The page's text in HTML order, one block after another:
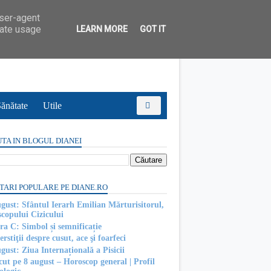
Utile
IN BLOGUL DIANEI
POPULARE PE DIANE.RO
Sfântul Ierarh Emilian Mărturisitorul,
Cizicului
C: Simbol și semnificație
despre cusut, ace şi foarfeci
Ziua Internațională a Pisicii
pe 8 august – Horoscop general | Profil
agent
usage
LEARN MORE GOT IT